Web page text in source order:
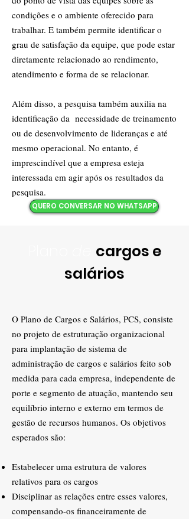
condições e o ambiente oferecido para
trabalhar. E também permite identificar o
grau de satisfação da equipe, que pode estar
diretamente relacionado ao rendimento,
atendimento e forma de se relacionar.
Além disso, a pesquisa também auxilia na
identificação da necessidade de treinamento
ou de desenvolvimento de lideranças e até
mesmo operacional. No entanto, é
imprescindível que a empresa esteja
interessada em agir após os resultados da
pesquisa.
QUERO CONVERSAR NO WHATSAPP
cargos e
salários
O Plano de Cargos e Salários, PCS, consiste
no projeto de estruturação organizacional
para implantação de sistema de
administração de cargos e salários feito sob
medida para cada empresa, independente de
porte e segmento de atuação, mantendo seu
equilíbrio interno e externo em termos de
gestão de recursos humanos. Os objetivos
esperados são:
Estabelecer uma estrutura de valores
relativos para os cargos
Disciplinar as relações entre esses valores,
compensando-os financeiramente de